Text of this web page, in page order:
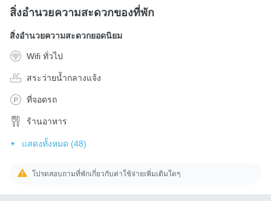
สิ่งอำนวยความสะดวกของที่พัก
สิ่งอำนวยความสะดวกยอดนิยม
Wifi ทั่วไป
สระว่ายน้ำกลางแจ้ง
ที่จอดรถ
ร้านอาหาร
แสดงทั้งหมด (48)
โปรดสอบถามที่พักเกี่ยวกับค่าใช้จ่ายเพิ่มเติมใดๆ